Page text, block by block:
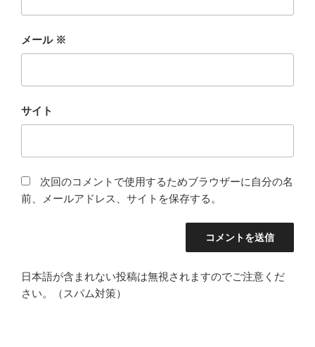
メール ※
サイト
次回のコメントで使用するためブラウザーに自分の名
前、メールアドレス、サイトを保存する。
日本語が含まれない投稿は無視されますのでご注意くだ
さい。（スパム対策）